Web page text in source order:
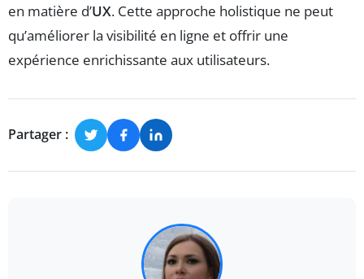
en matière d’UX. Cette approche holistique ne peut
qu’améliorer la visibilité en ligne et offrir une
expérience enrichissante aux utilisateurs.
Partager :